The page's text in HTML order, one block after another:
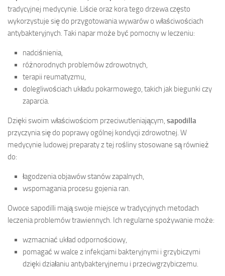
tradycyjnej medycynie. Liście oraz kora tego drzewa często
wykorzystuje się do przygotowania wywarów o właściwościach
antybakteryjnych. Taki napar może być pomocny w leczeniu:
nadciśnienia,
różnorodnych problemów zdrowotnych,
terapii reumatyzmu,
dolegliwościach układu pokarmowego, takich jak biegunki czy
zaparcia.
Dzięki swoim właściwościom przeciwutleniającym, sapodilla
przyczynia się do poprawy ogólnej kondycji zdrowotnej. W
medycynie ludowej preparaty z tej rośliny stosowane są również
do:
łagodzenia objawów stanów zapalnych,
wspomagania procesu gojenia ran.
Owoce sapodilli mają swoje miejsce w tradycyjnych metodach
leczenia problemów trawiennych. Ich regularne spożywanie może:
wzmacniać układ odpornościowy,
pomagać w walce z infekcjami bakteryjnymi i grzybiczymi
dzięki działaniu antybakteryjnemu i przeciwgrzybiczemu.